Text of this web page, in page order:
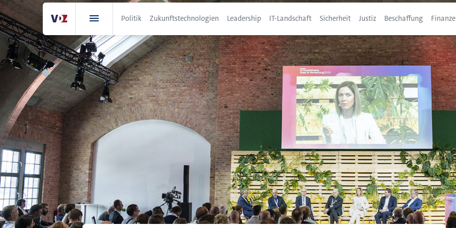
Direkt
zum
Inhalt
Politik Zukunftstechnologien Leadership IT-Landschaft Sicherheit Justiz Beschaffung